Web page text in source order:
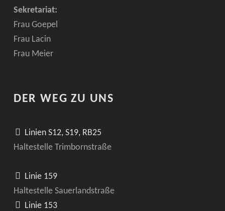
Sekretariat:
Frau Goepel
Frau Lacin
Frau Meier
DER WEG ZU UNS
Linien S12, S19, RB25
Haltestelle Trimbornstraße
Linie 159
Haltestelle Sauerlandstraße
Linie 153